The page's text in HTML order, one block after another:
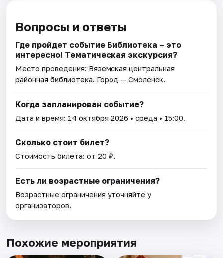
Вопросы и ответы
Где пройдет событие Библиотека – это
интересно! Тематическая экскурсия?
Место проведения: Вяземская центральная
районная библиотека. Город — Смоленск.
Когда запланирован событие?
Дата и время: 14 октября 2026 • среда • 15:00.
Сколько стоит билет?
Стоимость билета: от 20 ₽.
Есть ли возрастные ограничения?
Возрастные ограничения уточняйте у
организаторов.
Похожие мероприятия